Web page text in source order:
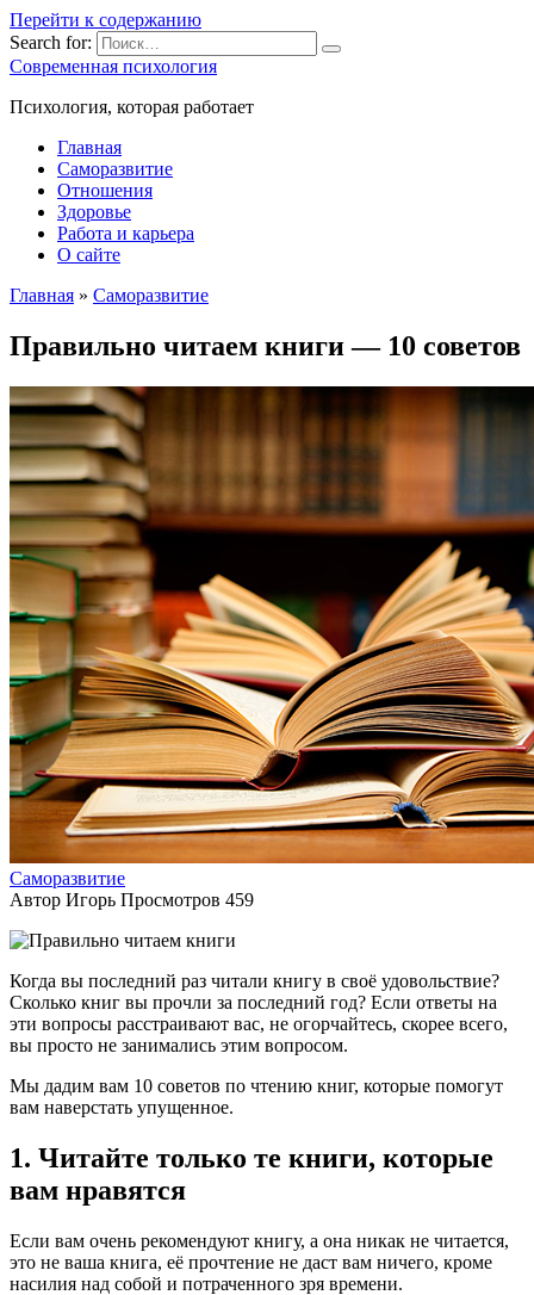
Перейти к содержанию
Search for:
Современная психология
Психология, которая работает
Главная
Саморазвитие
Отношения
Здоровье
Работа и карьера
О сайте
Главная » Саморазвитие
Правильно читаем книги — 10 советов
Саморазвитие
Автор Игорь Просмотров 459
Когда вы последний раз читали книгу в своё удовольствие?
Сколько книг вы прочли за последний год? Если ответы на
эти вопросы расстраивают вас, не огорчайтесь, скорее всего,
вы просто не занимались этим вопросом.
Мы дадим вам 10 советов по чтению книг, которые помогут
вам наверстать упущенное.
1. Читайте только те книги, которые
вам нравятся
Если вам очень рекомендуют книгу, а она никак не читается,
это не ваша книга, её прочтение не даст вам ничего, кроме
насилия над собой и потраченного зря времени.